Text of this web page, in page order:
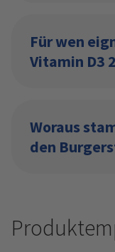
Für wen
Vitamin D3
Woraus
den